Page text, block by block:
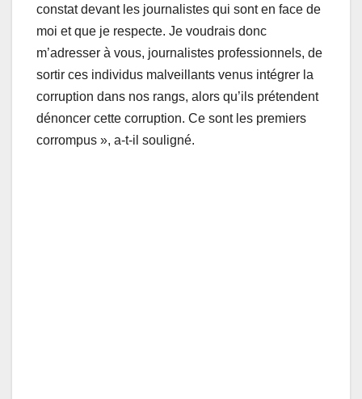
constat devant les journalistes qui sont en face de
moi et que je respecte. Je voudrais donc
m’adresser à vous, journalistes professionnels, de
sortir ces individus malveillants venus intégrer la
corruption dans nos rangs, alors qu’ils prétendent
dénoncer cette corruption. Ce sont les premiers
corrompus », a-t-il souligné.